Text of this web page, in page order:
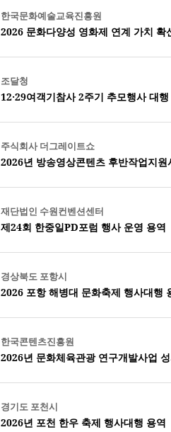
한국문화예술교육진흥원
2026 문화다양성 영화제 연계 가치 확
조달청
12·29여객기참사 2주기 추모행사 대
주식회사 더그레이트쇼
2026년 방송영상콘텐츠 후반작업지
재단법인 수원컨벤션센터
제24회 한중일PD포럼 행사 운영 용역
경상북도 포항시
2026 포항 해병대 문화축제 행사대행
한국콘텐츠진흥원
2026년 문화체육관광 연구개발사업
경기도 포천시
2026년 포천 한우 축제 행사대행 용역